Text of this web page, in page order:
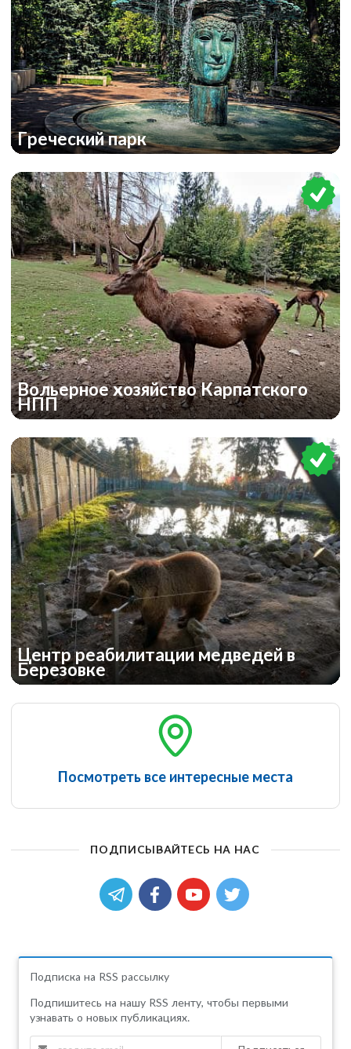
Греческий парк
Вольерное хозяйство Карпатского
НПП
Центр реабилитации медведей в
Березовке
Посмотреть все интересные места
ПОДПИСЫВАЙТЕСЬ НА НАС
Подписка на RSS рассылку
Подпишитесь на нашу RSS ленту, чтобы первыми
узнавать о новых публикациях.